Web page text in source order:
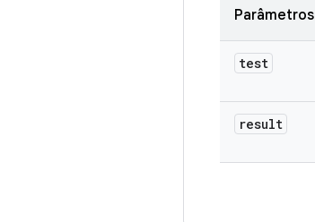
Parâmetros
test
result